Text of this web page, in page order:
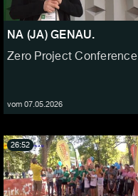
NA (JA) GENAU.
Zero Project Conference
vom 07.05.2026
26:52